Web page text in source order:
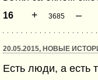
16 + 3685 –
20.05.2015, НОВЫЕ
Есть люди, а есть